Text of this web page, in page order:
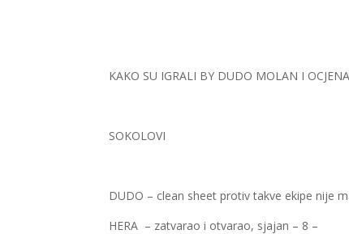
KAKO SU IGRALI BY DUDO MOLAN I
SOKOLOVI
DUDO – clean sheet protiv takve ekipe nije
HERA – zatvarao i otvarao, sjajan – 8 –